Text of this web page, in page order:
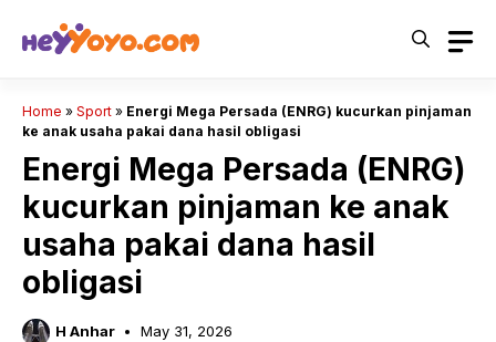
Home » Sport » Energi Mega Persada (ENRG) kucurkan pinjaman
ke anak usaha pakai dana hasil obligasi
Energi Mega Persada (ENRG)
kucurkan pinjaman ke anak
usaha pakai dana hasil
obligasi
H Anhar May 31, 2026